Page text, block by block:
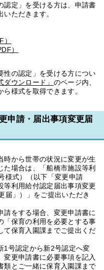
認定」を受ける方は、申請書
ただきます。
）
性の認定」を受ける方につい
ダウンロード」 のページ内、
ら様式を取得できます。
申請・届出事項変更届
時から世帯の状況に変更が生
た場合は、「船橋市施設等利
様式）（以下「変更申請
等利用給付認定届出事項変更
届」）」をご提出いただき
請をする場合、変更申請書に
「保育の利用を必要とする事
て保育入園課までご提出くだ
1号認定から新2号認定へ変
更申請書に必要事項を記入
類とご一緒に保育入園課まで